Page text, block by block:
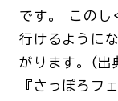
です。 このし
行けるように
がります。(出
『さっぽろフ